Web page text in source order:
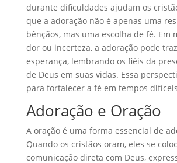
durante dificuldades ajudam os
que a adoração não é apenas uma
bênçãos, mas uma escolha de fé. Em
dor ou incerteza, a adoração pode
esperança, lembrando os fiéis da
de Deus em suas vidas. Essa
para fortalecer a fé em tempos
Adoração e Oração
A oração é uma forma essencial de
Quando os cristãos oram, eles se
comunicação direta com Deus,